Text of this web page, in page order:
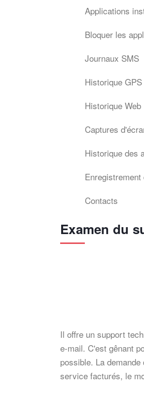
Applications
Bloquer les
Journaux SMS
Historique GPS
Historique Web
Captures
Historique des
Enregistrement
Contacts
Examen du
Il offre un support
e-mail. C'est gênant
possible. La
service facturés, le